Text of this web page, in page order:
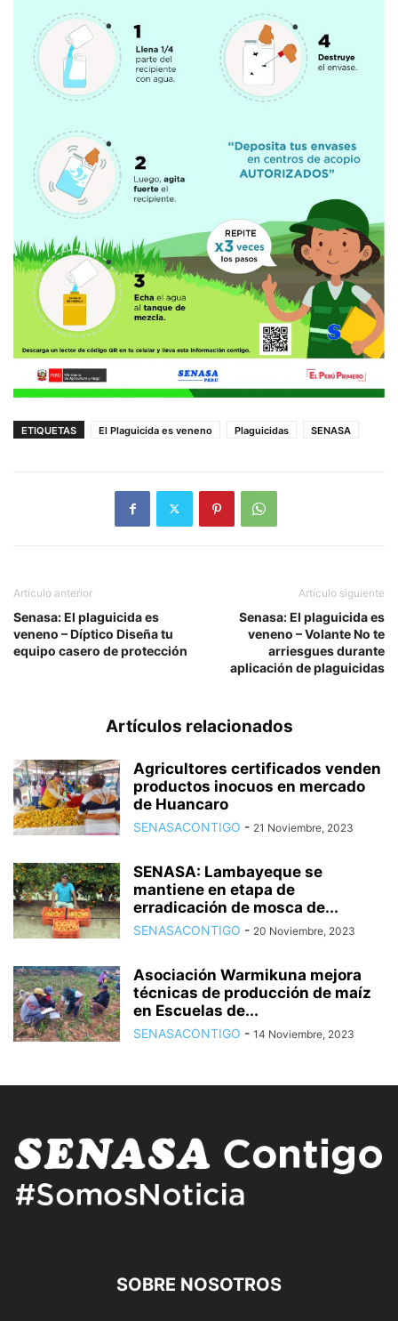
ETIQUETAS El Plaguicida es veneno Plaguicidas SENASA
Artículo anterior
Senasa: El plaguicida es
veneno – Díptico Diseña tu
equipo casero de protección
Artículo siguiente
Senasa: El plaguicida es
veneno – Volante No te
arriesgues durante
aplicación de plaguicidas
Artículos relacionados
Agricultores certificados venden
productos inocuos en mercado
de Huancaro
SENASACONTIGO - 21 Noviembre, 2023
SENASA: Lambayeque se
mantiene en etapa de
erradicación de mosca de...
SENASACONTIGO - 20 Noviembre, 2023
Asociación Warmikuna mejora
técnicas de producción de maíz
en Escuelas de...
SENASACONTIGO - 14 Noviembre, 2023
SOBRE NOSOTROS